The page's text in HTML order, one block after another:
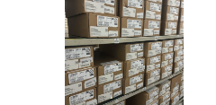
LM6132BIMX/NOPB
LM675T/NOPB
CC1310F128RHBR
NCV8402ASTT1G
TM1650  TM2312
TL494IDR  SI4755
EMP8965-33VF05GRR
STM32L071RZH6